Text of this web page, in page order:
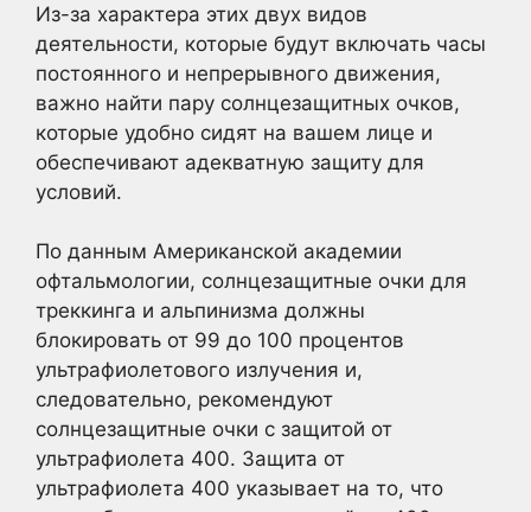
Из-за характера этих двух видов
деятельности, которые будут включать часы
постоянного и непрерывного движения,
важно найти пару солнцезащитных очков,
которые удобно сидят на вашем лице и
обеспечивают адекватную защиту для
условий.
По данным Американской академии
офтальмологии, солнцезащитные очки для
треккинга и альпинизма должны
блокировать от 99 до 100 процентов
ультрафиолетового излучения и,
следовательно, рекомендуют
солнцезащитные очки с защитой от
ультрафиолета 400. Защита от
ультрафиолета 400 указывает на то, что